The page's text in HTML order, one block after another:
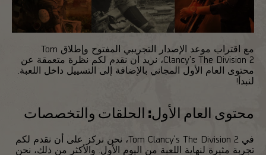
مع اقتراب موعد الإصدار التجريبي المفتوح وإطلاق Tom
Clancy's The Division 2، نريد أن نقدم لكم نظرة متعمقة عن
محتوى العام الأول المجاني بالإضافة إلى التسييل داخل اللعبة.
لنبدأ!
محتوى العام الأول: الحلقات والتخصصات
في Tom Clancy's The Division 2، نحن نركز على أن نقدم لكم
تجربة مثيرة لنهاية اللعبة من اليوم الأول. والأكثر من ذلك، نحن